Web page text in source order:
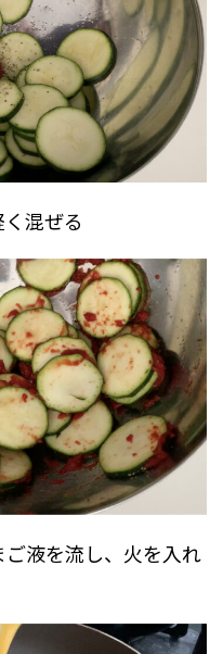
混ぜる
液を流し、火を入れ